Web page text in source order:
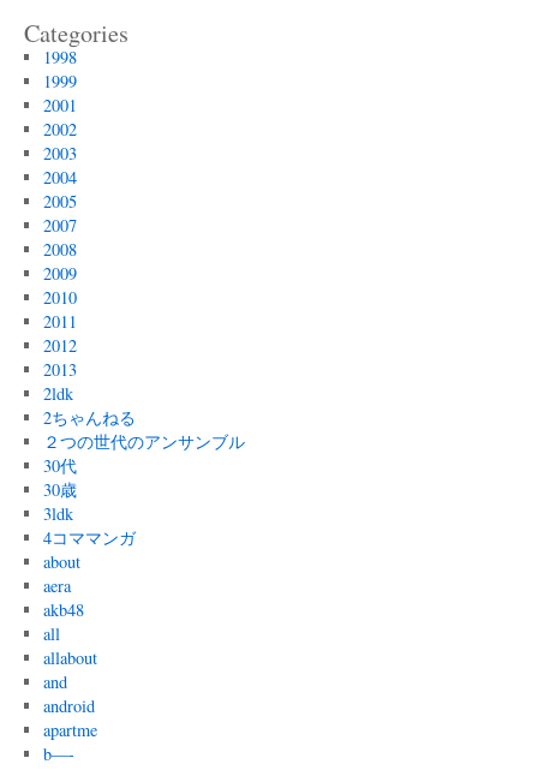
Categories
1998
1999
2001
2002
2003
2004
2005
2007
2008
2009
2010
2011
2012
2013
2ldk
2ちゃんねる
２つの世代のアンサンブル
30代
30歳
3ldk
4コママンガ
about
aera
akb48
all
allabout
and
android
apartme
b—-